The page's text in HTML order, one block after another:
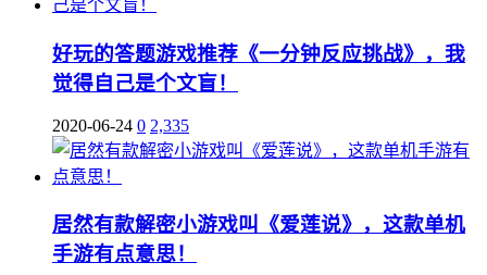
好玩的答题游戏推荐《一分钟反应挑战》，我
觉得自己是个文盲！
2020-06-24 0 2,335
居然有款解密小游戏叫《爱莲说》，这款单机
手游有点意思！